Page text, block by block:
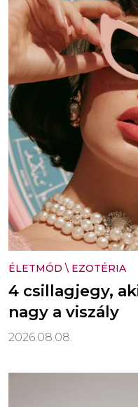
ÉLETMÓD \ EZOTÉRIA
4 csillagjegy,
nagy a viszály
2026.08.08.